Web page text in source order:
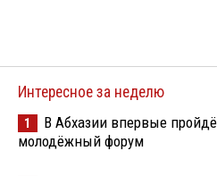
Интересное за неделю
1
В Абхазии впервые
молодёжный форум